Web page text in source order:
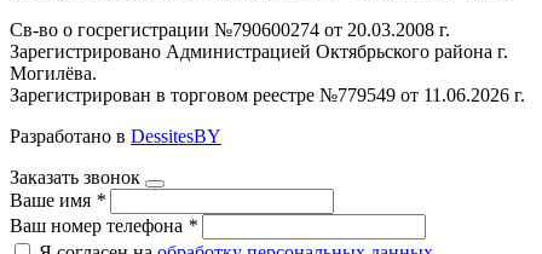
Св-во о госрегистрации №790600274 от 20.03.2008 г.
Зарегистрировано Администрацией Октябрьского района г.
Могилёва.
Зарегистрирован в торговом реестре №779549 от 11.06.2026 г.
Разработано в DessitesBY
Заказать звонок
Ваше имя *
Ваш номер телефона *